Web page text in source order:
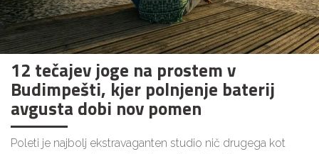
12 tečajev joge na prostem v
Budimpešti, kjer polnjenje baterij
avgusta dobi nov pomen
Poleti je najbolj ekstravaganten studio nič drugega kot